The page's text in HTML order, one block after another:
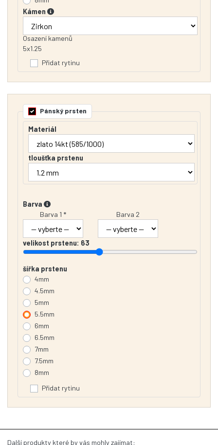
Kámen
Osazení kamenů
5x1.25
Přidat rytinu
Pánský prsten
Materiál
tloušťka prstenu
Barva
Barva 1 *
Barva 2
velikost prstenu: 63
šířka prstenu
4mm
4.5mm
5mm
5.5mm
6mm
6.5mm
7mm
7.5mm
8mm
Přidat rytinu
Další produkty které by vás mohly zajímat: